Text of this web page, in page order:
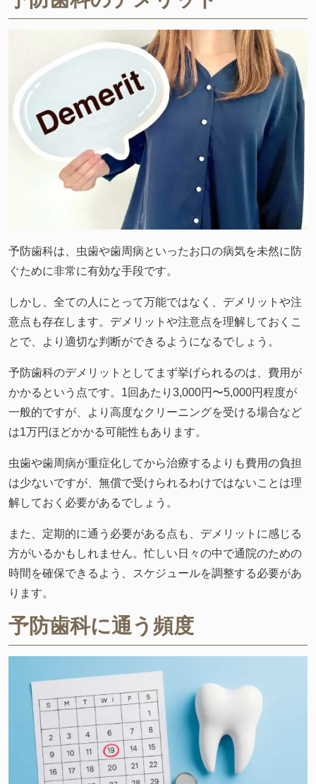
予防歯科は、虫歯や歯周病といったお口の病気を未然に防
ぐために非常に有効な手段です。
しかし、全ての人にとって万能ではなく、デメリットや注
意点も存在します。デメリットや注意点を理解しておくこ
とで、より適切な判断ができるようになるでしょう。
予防歯科のデメリットとしてまず挙げられるのは、費用が
かかるという点です。1回あたり3,000円〜5,000円程度が
一般的ですが、より高度なクリーニングを受ける場合など
は1万円ほどかかる可能性もあります。
虫歯や歯周病が重症化してから治療するよりも費用の負担
は少ないですが、無償で受けられるわけではないことは理
解しておく必要があるでしょう。
また、定期的に通う必要がある点も、デメリットに感じる
方がいるかもしれません。忙しい日々の中で通院のための
時間を確保できるよう、スケジュールを調整する必要があ
ります。
予防歯科に通う頻度